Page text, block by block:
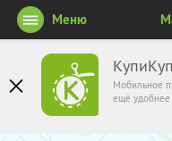
Мобильное
ещё удобнее
Меню